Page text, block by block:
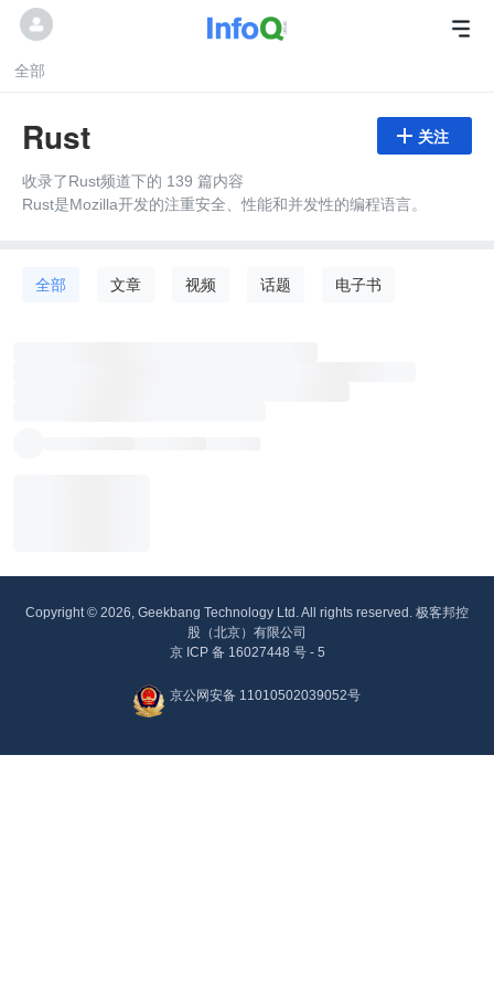
全部
Rust  关注
收录了Rust频道下的 139 篇内容
Rust是Mozilla开发的注重安全、性能和并发性的编程语言。
全部 文章 视频 话题 电子书
Copyright © 2026, Geekbang Technology Ltd. All rights reserved. 极客邦控
股（北京）有限公司
京 ICP 备 16027448 号 - 5
京公网安备 11010502039052号